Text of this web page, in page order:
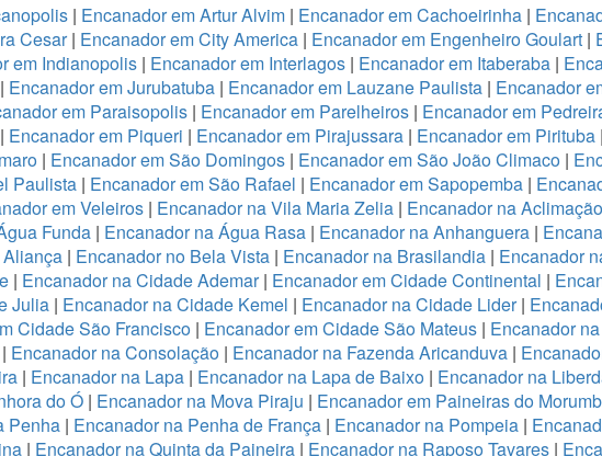
| Encanador em Artur Alvim | Encanador em Cachoeirinha|
Cesar| Encanador em City America | Encanador em Engenheiro Goulart |
em Indianopolis | Encanador em Interlagos | Encanador em Itaberaba |
Encanador em Jurubatuba| Encanador em Lauzane Paulista | Encanador
em Paraisopolis| Encanador em Parelheiros| Encanador em
| Encanador em Piqueri | Encanador em Pirajussara | Encanador em Pirituba |
| Encanador em São Domingos| Encanador em São João Climaco|
Paulista | Encanador em São Rafael | Encanador em Sapopemba |
em Veleiros| Encanador na Vila Maria Zelia| Encanador na Aclimação
Funda| Encanador na Água Rasa | Encanador na Anhanguera|
| Encanador no Bela Vista| Encanador na Brasilandia| Encanador
| Encanador na Cidade Ademar| Encanador em Cidade Continental |
Julia | Encanador na Cidade Kemel | Encanador na Cidade Lider|
Cidade São Francisco | Encanador em Cidade São Mateus| Encanador
| Encanador na Consolação | Encanador na Fazenda Aricanduva |
| Encanador na Lapa | Encanador na Lapa de Baixo | Encanador na
do Ó| Encanador na Mova Piraju | Encanador em Paineiras do
Penha| Encanador na Penha de França | Encanador na Pompeia|
| Encanador na Quinta da Paineira| Encanador na Raposo Tavares|